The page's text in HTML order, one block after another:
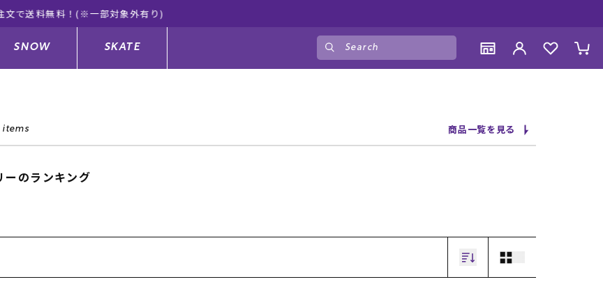
式オンラインショップ 新作続々入荷中！是非お買い物をお楽しみください♪
CONTENTS
CONTENTS
SNOW
CONTENTS
SKATE
CONTENTS ログイン
商品一覧を見る
items
ーのランキング